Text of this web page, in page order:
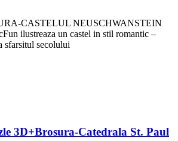
CASTELUL NEUSCHWANSTEIN
ilustreaza un castel in stil romantic –
sfarsitul secolului
3D+Brosura-Catedrala St. Paul